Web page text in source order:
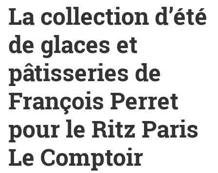
La collection d’été
de glaces et
pâtisseries de
François Perret
pour le Ritz Paris
Le Comptoir